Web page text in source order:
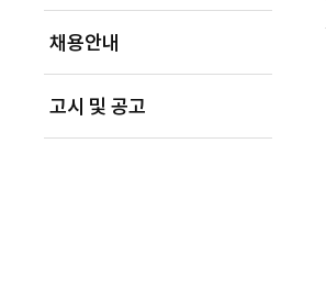
채용안내
고시 및 공고